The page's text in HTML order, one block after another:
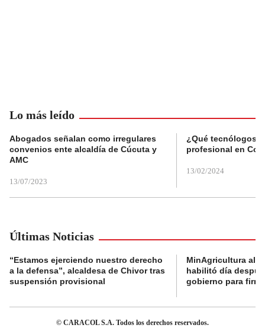
Lo más leído
Abogados señalan como irregulares
convenios ente alcaldía de Cúcuta y
AMC
13/07/2023
¿Qué tecnólogos
profesional en
13/02/2024
Últimas Noticias
“Estamos ejerciendo nuestro derecho
a la defensa”, alcaldesa de Chivor tras
suspensión provisional
MinAgricultura
habilitó día
gobierno para
© CARACOL S.A. Todos los derechos reservados.